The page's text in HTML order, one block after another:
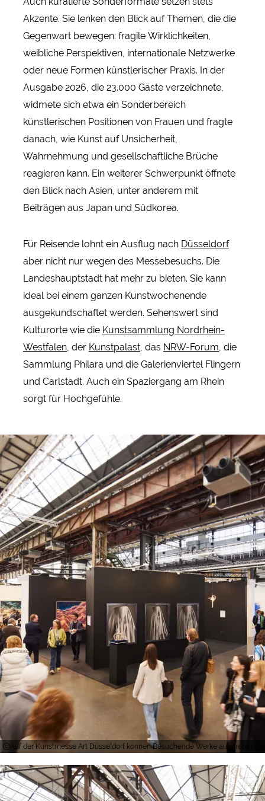
Akzente. Sie lenken den Blick auf Themen, die die
Gegenwart bewegen: fragile Wirklichkeiten,
weibliche Perspektiven, internationale Netzwerke
oder neue Formen künstlerischer Praxis. In der
Ausgabe 2026, die 23.000 Gäste verzeichnete,
widmete sich etwa ein Sonderbereich
künstlerischen Positionen von Frauen und fragte
danach, wie Kunst auf Unsicherheit,
Wahrnehmung und gesellschaftliche Brüche
reagieren kann. Ein weiterer Schwerpunkt öffnete
den Blick nach Asien, unter anderem mit
Beiträgen aus Japan und Südkorea.
Für Reisende lohnt ein Ausflug nach Düsseldorf
aber nicht nur wegen des Messebesuchs. Die
Landeshauptstadt hat mehr zu bieten. Sie kann
ideal bei einem ganzen Kunstwochenende
ausgekundschaftet werden. Sehenswert sind
Kulturorte wie die Kunstsammlung Nordrhein-
Westfalen, der Kunstpalast, das NRW-Forum, die
Sammlung Philara und die Galerienviertel Flingern
und Carlstadt. Auch ein Spaziergang am Rhein
sorgt für Hochgefühle.
Auf der Kunstmesse Art Düsseldorf können Besuchende Werke